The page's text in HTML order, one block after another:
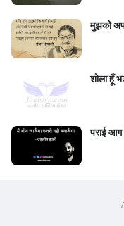
मुझको
शोला हूँ
पराई आग